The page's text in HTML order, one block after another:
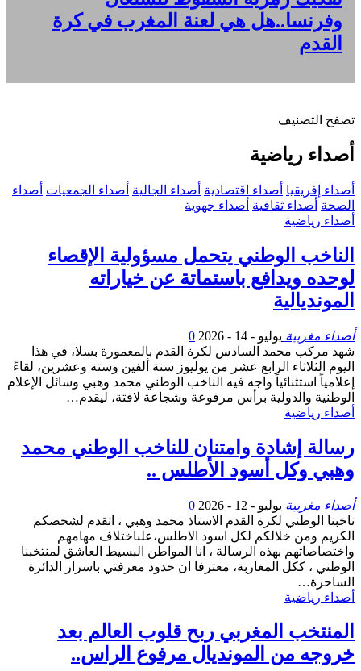
وفرنسا..هل هي لعنة المغرب في كرة
القدم
تصفح التصنيف
أصداء رياضية
أصداء إفريقيا أصداء اقتصادية أصداء الجالية أصداء الجمعيات أصداء
الصحة أصداء ثقافية أصداء جهوية
أصداء رياضية
الناخب الوطني يتحمل مسؤولية الإقصاء
لوحده ويدافع باستماتة عن خياراته
المونديالية
أصداء مغربية يوليو - 14 - 2026
0
شهد مركب محمد السادس لكرة القدم بالمعمورة بسلا، في هذا
اليوم الثلاثاء الرابع عشر من يوليوز سنة ألفين وستة وعشرين، لقاءً
إعلامياً استثنائياً واجه فيه الناخب الوطني محمد وهبي وسائل الإعلام
الوطنية والدولية برأس مرفوعة وشجاعة لافتة، ليقدم…
أصداء رياضية
رسالة إشادة وامتنان للناخب الوطني محمد
وهبي وكل أسود الأطلس ..
أصداء مغربية يوليو - 12 - 2026
0
ناخبنا الوطني لكرة القدم الاستاذ محمد وهبي ، اتقدم لشخصكم
الكريم ومن خلالكم لكل اسود الاطلس،علىاختلاف مهامهم
واختصاصاتهم بهذه الرسالة ، انا المواطن البسيط العاشق لمنتخبنا
الوطني ، ككل المغاربة، معترفا ان حدود معرفتي باسرار الدائرة
الساحرة…
أصداء رياضية
المنتخب المغربي ربح قلوب العالم بعد
خروجه من المونديال مرفوع الراس..